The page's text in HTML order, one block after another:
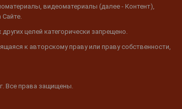
видеоматериалы (далее - Контент),
целей категорически запрещено.
к авторскому праву или праву собственности,
Все права защищены.